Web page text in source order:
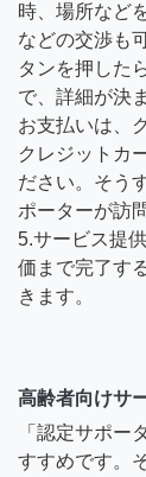
時、場所など
などの交渉も
タンを押した
で、詳細が決
お支払いは、
クレジットカ
ださい。そう
ポーターが訪
5.サービス提
価まで完了す
きます。
高齢者向けサ
「認定サポー
すすめです。